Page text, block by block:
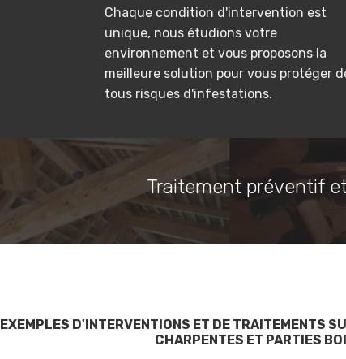
Chaque condition d'intervention est
unique, nous étudions votre
environnement et vous proposons la
meilleure solution pour vous protéger
tous risques d'infestations.
Traitement préventif
EXEMPLES D'INTERVENTIONS ET DE TRAITEMENTS
CHARPENTES ET PARTIES